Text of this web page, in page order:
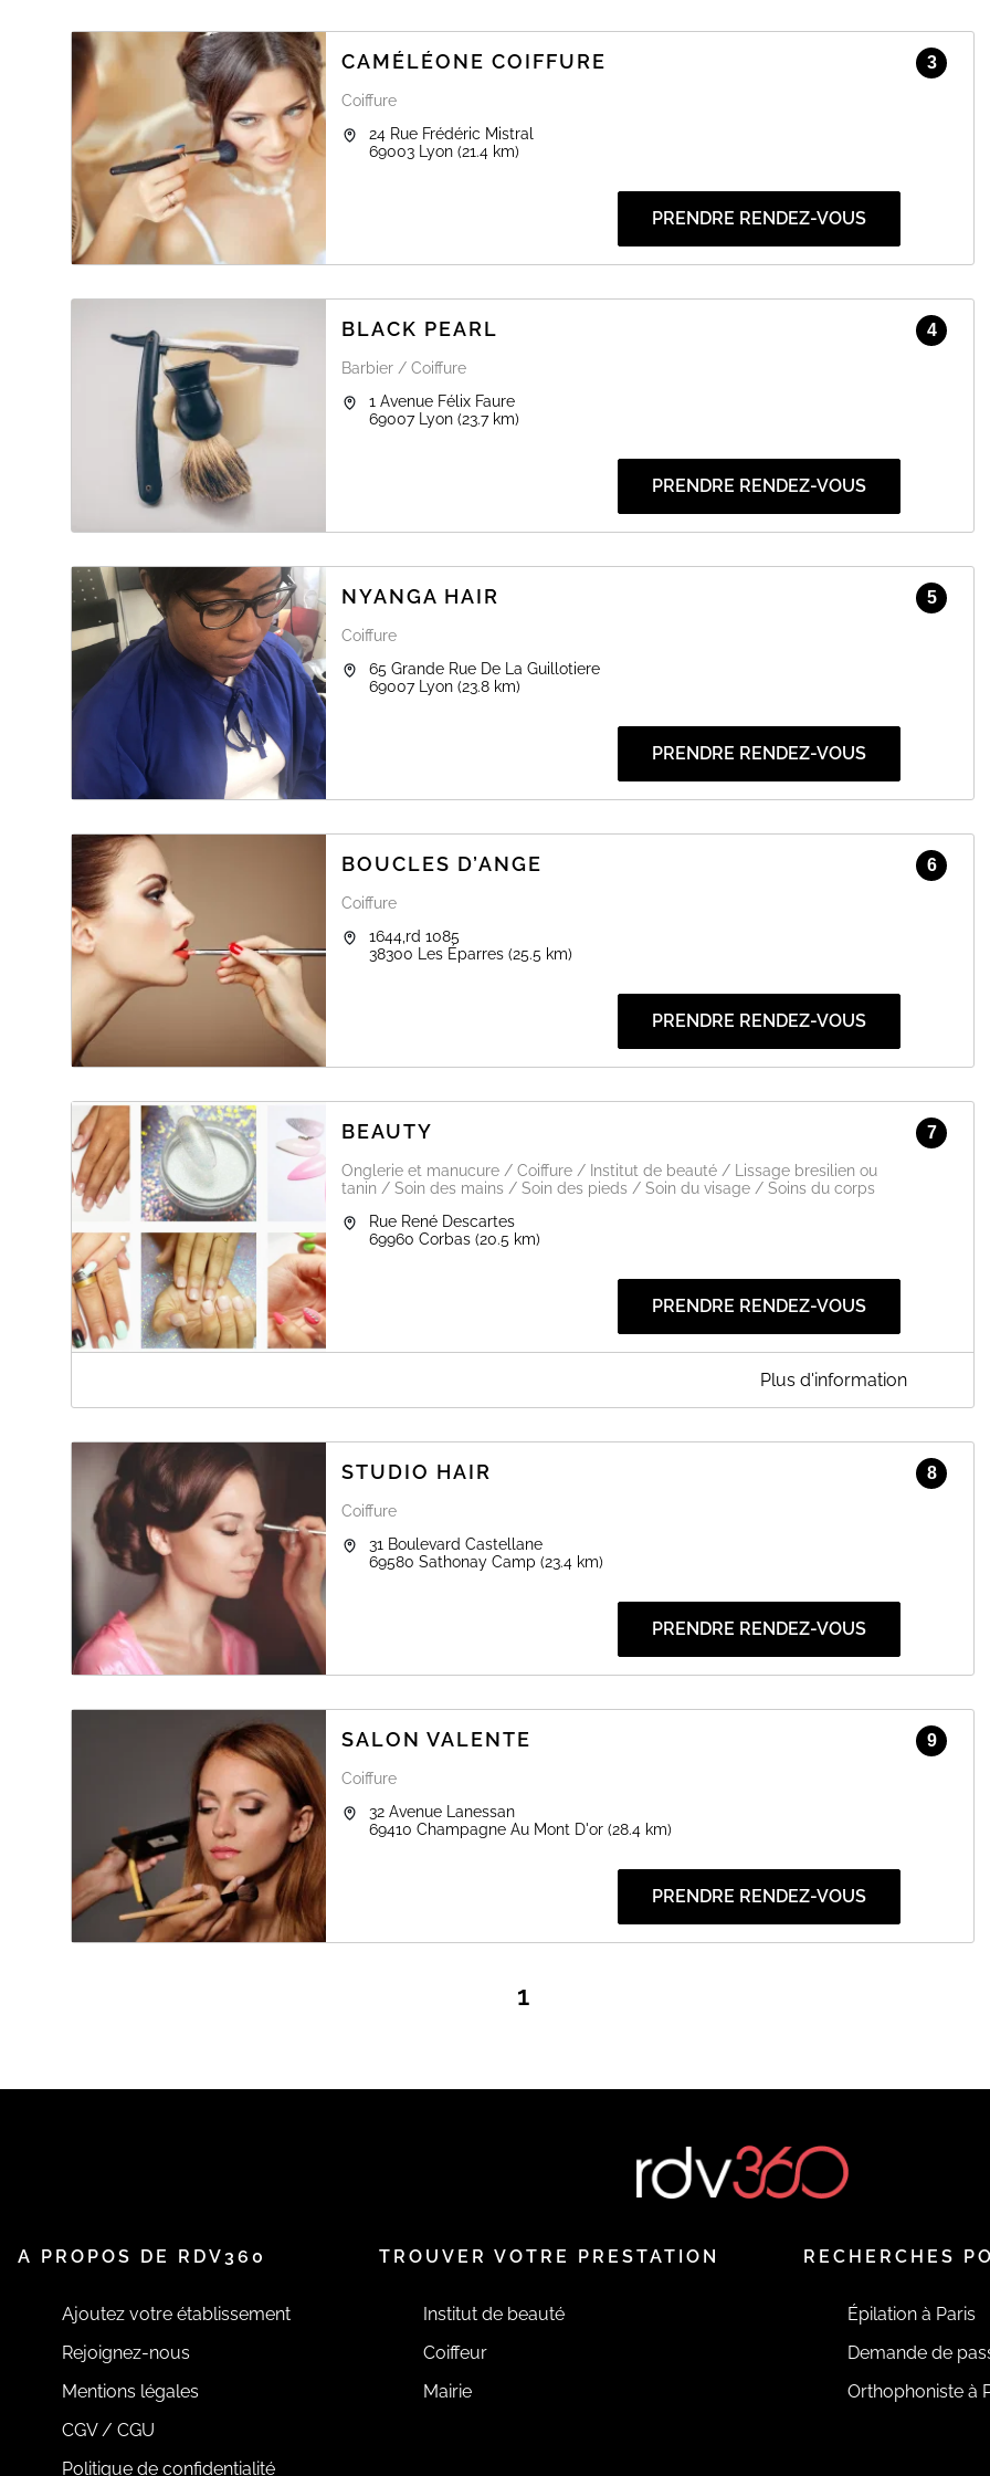
CAMÉLÉONE COIFFURE 3
Coiffure
24 Rue Frédéric Mistral
69003
Lyon (21.4 km)
PRENDRE RENDEZ-VOUS
BLACK PEARL 4
Barbier / Coiffure
1 Avenue Félix Faure
69007
Lyon (23.7 km)
PRENDRE RENDEZ-VOUS
NYANGA HAIR 5
Coiffure
65 Grande Rue De La Guillotiere
69007
Lyon (23.8 km)
PRENDRE RENDEZ-VOUS
BOUCLES D’ANGE 6
Coiffure
1644,rd 1085
38300
Les Éparres (25.5 km)
PRENDRE RENDEZ-VOUS
BEAUTY 7
Onglerie et manucure / Coiffure / Institut de beauté / Lissage bresilien ou
tanin / Soin des mains / Soin des pieds / Soin du visage / Soins du corps
Rue René Descartes
69960 Corbas (20.5 km)
PRENDRE RENDEZ-VOUS
Prise de rdv au 07 49 93 00 75. SMS uniquement.
Diplômé de coiffure en 2010,
prothésiste ongulaire depuis 2011 et technicienne de cils depuis 2020,
c'est avec plaisir que je m'occuperais de vous pour tout type de prestation.
Plus d'information
STUDIO HAIR 8
Coiffure
31 Boulevard Castellane
69580 Sathonay Camp (23.4 km)
PRENDRE RENDEZ-VOUS
SALON VALENTE 9
Coiffure
32 Avenue Lanessan
69410 Champagne Au Mont D'or (28.4 km)
PRENDRE RENDEZ-VOUS
1
A PROPOS DE RDV360
Ajoutez votre établissement
Rejoignez-nous
Mentions légales
CGV / CGU
Politique de confidentialité
TROUVER VOTRE PRESTATION
Institut de beauté
Coiffeur
Mairie
RECHERCHES
Épilation à Paris
Demande de
Orthophoniste à